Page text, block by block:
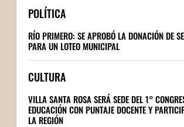
POLÍTICA
RÍO PRIMERO: SE APROBÓ LA DONACIÓN DE
PARA UN LOTEO MUNICIPAL
CULTURA
VILLA SANTA ROSA SERÁ SEDE DEL 1°
EDUCACIÓN CON PUNTAJE DOCENTE Y
LA REGIÓN